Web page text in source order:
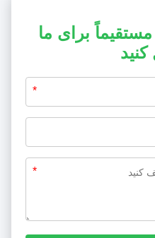
برای ما
کنید
*
*